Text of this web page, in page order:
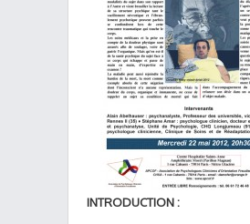
INTRODUCTION :